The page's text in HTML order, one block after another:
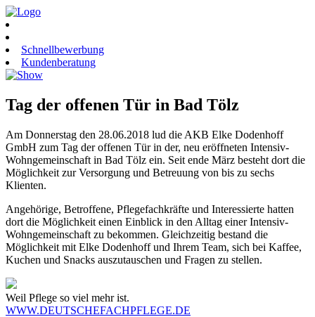
Schnellbewerbung
Kundenberatung
Tag der offenen Tür in Bad Tölz
Am Donnerstag den 28.06.2018 lud die AKB Elke Dodenhoff
GmbH zum Tag der offenen Tür in der, neu eröffneten Intensiv-
Wohngemeinschaft in Bad Tölz ein. Seit ende März besteht dort die
Möglichkeit zur Versorgung und Betreuung von bis zu sechs
Klienten.
Angehörige, Betroffene, Pflegefachkräfte und Interessierte hatten
dort die Möglichkeit einen Einblick in den Alltag einer Intensiv-
Wohngemeinschaft zu bekommen. Gleichzeitig bestand die
Möglichkeit mit Elke Dodenhoff und Ihrem Team, sich bei Kaffee,
Kuchen und Snacks auszutauschen und Fragen zu stellen.
Weil Pflege so viel mehr ist.
WWW.DEUTSCHEFACHPFLEGE.DE